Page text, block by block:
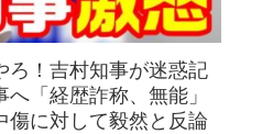
ろ！吉村知事が迷惑記
「経歴詐称、無能」
傷に対して毅然と反論